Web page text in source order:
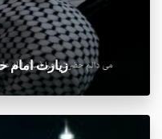
زيارت